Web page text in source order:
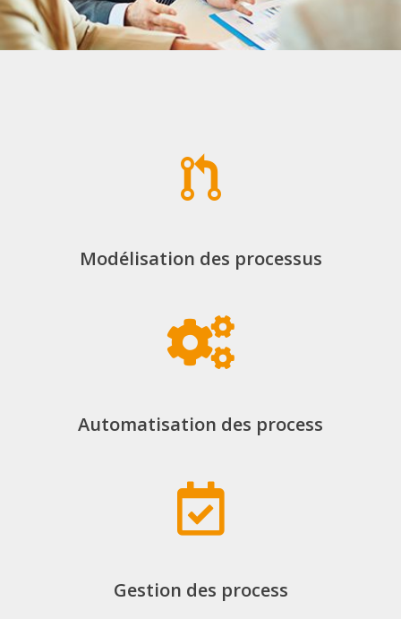
Modélisation des processus
Automatisation des process
Gestion des process